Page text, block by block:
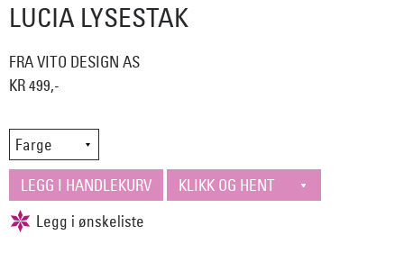
LUCIA LYSESTAK
FRA VITO DESIGN AS
KR 499,-